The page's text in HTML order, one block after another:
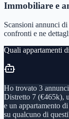
Immobiliare e
Scansioni annunci
confronti e ne
Quali appartamenti
Ho trovato 3
Distretto 7 (€465k),
e un appartamento
su qualcuno di